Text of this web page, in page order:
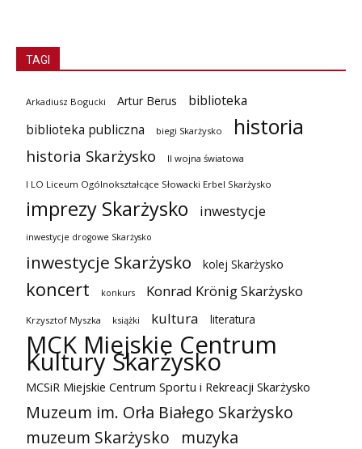
TAGI
Arkadiusz Bogucki Artur Berus
biblioteka
biblioteka publiczna
biegi Skarżysko historia
historia Skarżysko II wojna światowa
I LO Liceum Ogólnokształcące Słowacki Erbel Skarżysko
imprezy Skarżysko inwestycje
inwestycje drogowe Skarżysko
inwestycje Skarżysko kolej Skarżysko
koncert konkurs Konrad Krönig Skarżysko
Krzysztof Myszka książki kultura literatura
MCK Miejskie Centrum
Kultury Skarżysko
MCSiR Miejskie Centrum Sportu i Rekreacji Skarżysko
Muzeum im. Orła Białego Skarżysko
muzeum Skarżysko
muzyka